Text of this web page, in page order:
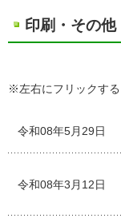
印刷・その
※左右にフリックする
令和08年5月29日
令和08年3月12日